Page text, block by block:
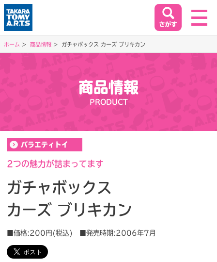
イベント&キャンペーン
EVENT&CAMPAIGN
お客様相談室
SUPPORT
会社情報
閉じる
ホーム 商品情報 ガチャボックス カーズ ブリキカン
商品情報
PRODUCT
バラエティトイ
2つの魅力が詰まってます
ガチャボックス
カーズ ブリキカン
■価格:200円(税込) ■発売時期:2006年7月